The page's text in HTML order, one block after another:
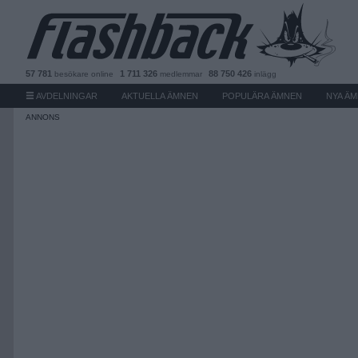
57 781 besökare online 1 711 326 medlemmar 88 750 426 inlägg
AVDELNINGAR AKTUELLA ÄMNEN POPULÄRA ÄMNEN NYA